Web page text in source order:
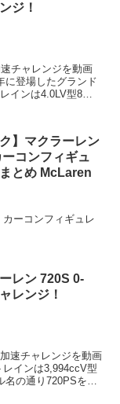
ジ！
チャレンジを動画
に登場したグランド
インは4.0LV型8気
】マクラーレン
コンフィギュ
とめ McLaren
ーコンフィギュレ
レン 720S 0-
レンジ！
速チャレンジを動画
インは3,994ccV型
名の通り720PSを誇